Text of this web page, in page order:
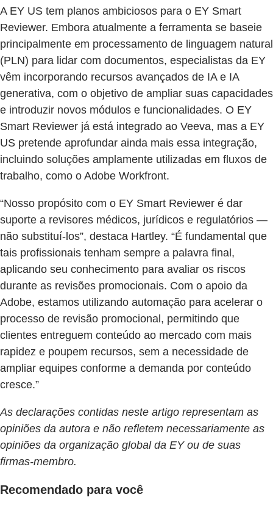
A EY US tem planos ambiciosos para o EY Smart
Reviewer. Embora atualmente a ferramenta se baseie
principalmente em processamento de linguagem natural
(PLN) para lidar com documentos, especialistas da EY
vêm incorporando recursos avançados de IA e IA
generativa, com o objetivo de ampliar suas capacidades
e introduzir novos módulos e funcionalidades. O EY
Smart Reviewer já está integrado ao Veeva, mas a EY
US pretende aprofundar ainda mais essa integração,
incluindo soluções amplamente utilizadas em fluxos de
trabalho, como o Adobe Workfront.
“Nosso propósito com o EY Smart Reviewer é dar
suporte a revisores médicos, jurídicos e regulatórios —
não substituí-los”, destaca Hartley. “É fundamental que
tais profissionais tenham sempre a palavra final,
aplicando seu conhecimento para avaliar os riscos
durante as revisões promocionais. Com o apoio da
Adobe, estamos utilizando automação para acelerar o
processo de revisão promocional, permitindo que
clientes entreguem conteúdo ao mercado com mais
rapidez e poupem recursos, sem a necessidade de
ampliar equipes conforme a demanda por conteúdo
cresce.”
As declarações contidas neste artigo representam as
opiniões da autora e não refletem necessariamente as
opiniões da organização global da EY ou de suas
firmas-membro.
Recomendado para você